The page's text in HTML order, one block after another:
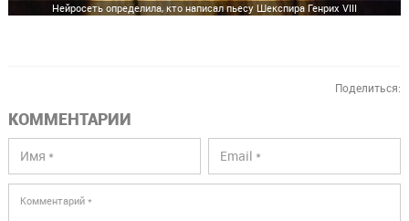
Нейросеть определила, кто написал пьесу Шекспира Генрих VIII
Поделиться:
КОММЕНТАРИИ